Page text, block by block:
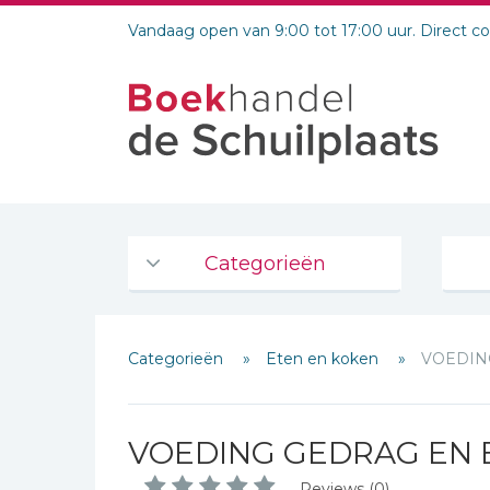
Vandaag open van 9:00 tot 17:00 uur. Direct
Categorieën
De Bijbel
Bijbelse Dagboeken 2026
Bijbelstudie groepen
Categorieën Eten en koken
VOEDING GEDRAG EN